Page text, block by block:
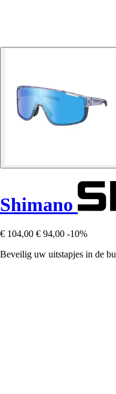
Shimano
€ 104,00 € 94,00 -10%
Beveilig uw uitstapjes in de